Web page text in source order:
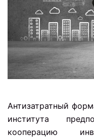
Антизатратный
института
кооперацию